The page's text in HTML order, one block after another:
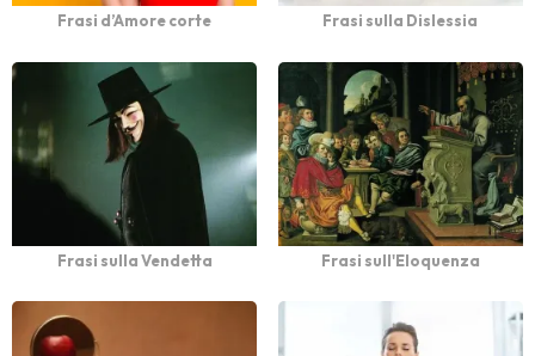
Frasi d’Amore corte Frasi sulla Dislessia
Frasi sulla Vendetta Frasi sull'Eloquenza